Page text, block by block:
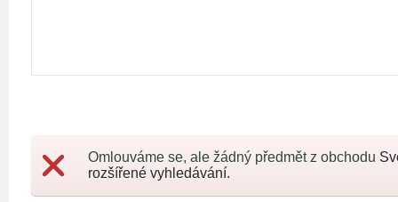
Omlouváme se, ale žádný předmět z obchodu
rozšířené vyhledávání.